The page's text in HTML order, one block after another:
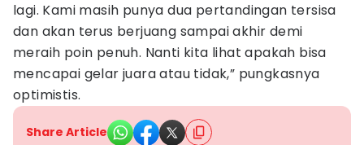
lagi. Kami masih punya dua pertandingan tersisa
dan akan terus berjuang sampai akhir demi
meraih poin penuh. Nanti kita lihat apakah bisa
mencapai gelar juara atau tidak,” pungkasnya
optimistis.
Share Article